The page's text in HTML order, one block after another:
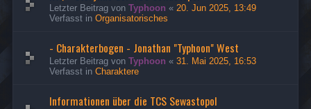
Letzter Beitrag von Typhoon « 20. Jun 2025, 13:49
Verfasst in Organisatorisches
- Charakterbogen - Jonathan "Typhoon" West
Letzter Beitrag von Typhoon « 31. Mai 2025, 16:53
Verfasst in Charaktere
Informationen über die TCS Sewastopol